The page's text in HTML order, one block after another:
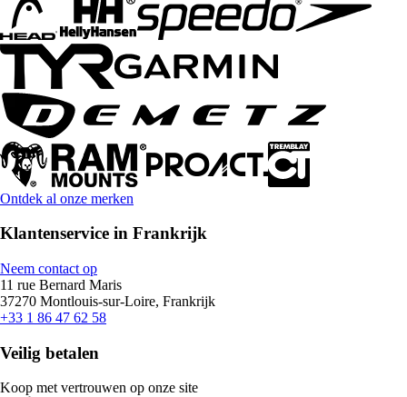
Ontdek al onze merken
Klantenservice in Frankrijk
Neem contact op
11 rue Bernard Maris
37270 Montlouis-sur-Loire, Frankrijk
+33 1 86 47 62 58
Veilig betalen
Koop met vertrouwen op onze site